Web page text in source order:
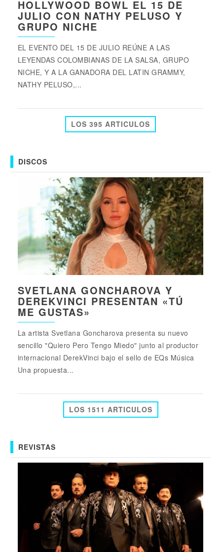
HOLLYWOOD BOWL EL 15 DE
JULIO CON NATHY PELUSO Y
GRUPO NICHE
EL EVENTO DEL 15 DE JULIO REÚNE A LAS
LEYENDAS COLOMBIANAS DE LA SALSA, GRUPO
NICHE, Y A LA GANADORA DEL LATIN GRAMMY,
NATHY PELUSO,...
LOS 395 ARTICULOS
DISCOS
SVETLANA GONCHAROVA Y
DEREKVINCI PRESENTAN «TÚ
ME GUSTAS»
La artista Svetlana Goncharova presenta su nuevo
sencillo "Quiero Pero Tengo Miedo" junto al productor
internacional DerekVinci bajo el sello de EQs Música
Una propuesta...
LOS 1511 ARTICULOS
REVISTAS